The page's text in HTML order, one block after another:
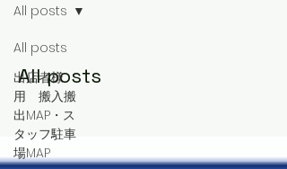
All posts
出店者様
用 搬入搬
出MAP・ス
タッフ駐車
場MAP
All posts
All posts